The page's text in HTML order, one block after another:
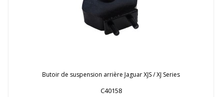
Butoir de suspension arrière Jaguar XJS / XJ Series
C40158